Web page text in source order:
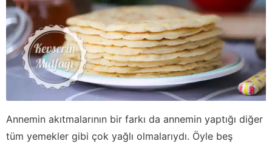
Annemin akıtmalarının bir farkı da annemin yaptığı diğer
tüm yemekler gibi çok yağlı olmalarıydı. Öyle beş